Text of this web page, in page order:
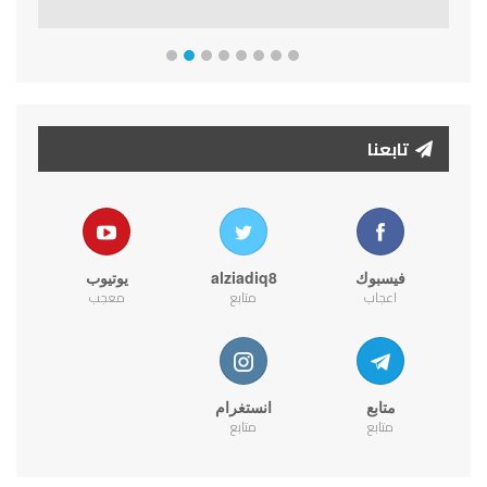
تابعنا
فيسبوك
اعجاب
alziadiq8
متابع
يوتيوب
معجب
متابع
متابع
انستغرام
متابع